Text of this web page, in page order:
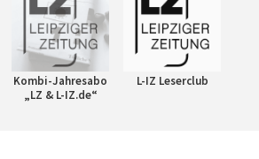
Kombi-Jahresabo
„LZ & L-IZ.de“
L-IZ Leserclub